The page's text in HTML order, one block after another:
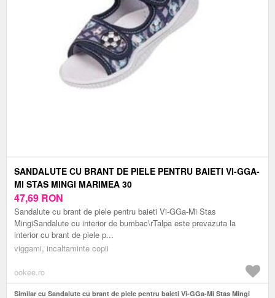
SANDALUTE CU BRANT DE PIELE PENTRU BAIETI VI-GGA-
MI STAS MINGI MARIMEA 30
47,69 RON
Sandalute cu brant de piele pentru baieti Vi-GGa-Mi Stas
MingiSandalute cu interior de bumbac\rTalpa este prevazuta la
interior cu brant de piele p...
viggami, incaltaminte copii
ookee.ro
Similar cu Sandalute cu brant de piele pentru baieti Vi-GGa-Mi Stas Mingi